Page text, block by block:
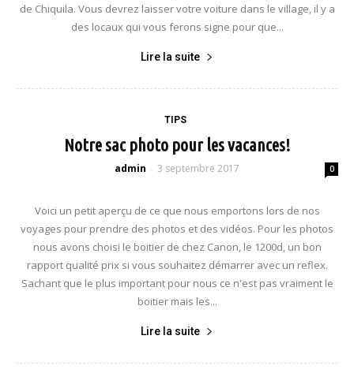
de Chiquila. Vous devrez laisser votre voiture dans le village, il y a
des locaux qui vous ferons signe pour que...
Lire la suite
TIPS
Notre sac photo pour les vacances!
admin - 3 septembre 2017 0
Voici un petit aperçu de ce que nous emportons lors de nos
voyages pour prendre des photos et des vidéos. Pour les photos
nous avons choisi le boitier de chez Canon, le 1200d, un bon
rapport qualité prix si vous souhaitez démarrer avec un reflex.
Sachant que le plus important pour nous ce n'est pas vraiment le
boitier mais les...
Lire la suite